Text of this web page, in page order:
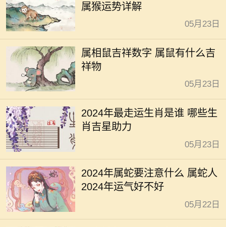
属猴运势详解
05月23日
属相鼠吉祥数字 属鼠有什么吉
祥物
05月23日
2024年最走运生肖是谁 哪些生
肖吉星助力
05月23日
2024年属蛇要注意什么 属蛇人
2024年运气好不好
05月22日